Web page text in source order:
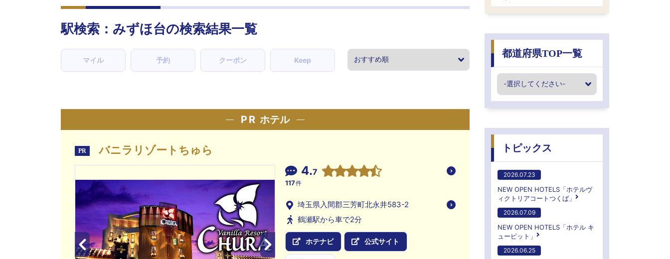
駅検索： みずほ台の検索結果一覧
マイル 予約 クーポン Keep
PR ホテル
PR バニラリゾートちゅら
4.7
117件
埼玉県入間郡三芳町北永井583-2
鶴瀬駅から車で2分
ホテナビ 公式サイト
都道府県TOP一覧
トピックス
2026.07.23
NEW OPEN HOTELS「ホテルヴ
ィクトリアコートつくば」
2026.07.09
NEW OPEN HOTELS「ホテル キ
ューピット」
2026.06.25